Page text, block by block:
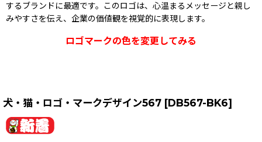
するブランドに最適です。このロゴは、心温まるメッセージと親し
みやすさを伝え、企業の価値観を視覚的に表現します。
ロゴマークの色を変更してみる
犬・猫・ロゴ・マークデザイン567 [DB567-BK6]